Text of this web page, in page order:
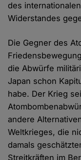
des
Widerstandes
Die Gegner des
die Abwürfe
Japan schon
habe. Der Krieg
andere
Weltkrieges, die
damals
Streitkräften im